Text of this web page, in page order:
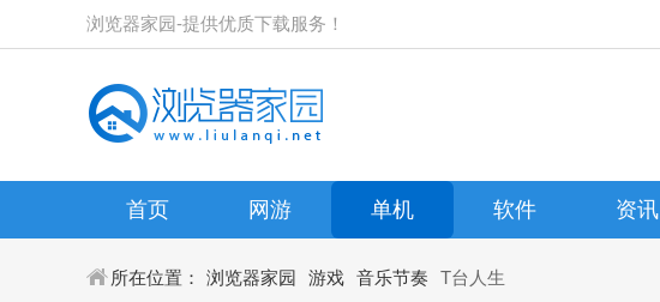
浏览器家园-提供优质下载服务！
首页 网游 单机 软件 资讯
所在位置： 浏览器家园 游戏 音乐节奏 T台人生